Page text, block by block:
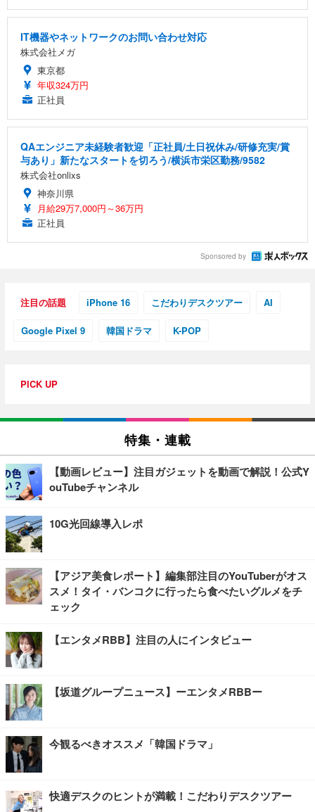
IT機器やネットワークのお問い合わせ対応
株式会社メガ
東京都
年収324万円
正社員
QAエンジニア未経験者歓迎「正社員/土日祝休み/研修充実/賞
与あり」新たなスタートを切ろう/横浜市栄区勤務/9582
株式会社onlixs
神奈川県
月給29万7,000円～36万円
正社員
Sponsored by
注目の話題 iPhone 16 こだわりデスクツアー AI
Google Pixel 9 韓国ドラマ K-POP
PICK UP
特集・連載
【動画レビュー】注目ガジェットを動画で解説！公式Y
ouTubeチャンネル
10G光回線導入レポ
【アジア美食レポート】編集部注目のYouTuberがオス
スメ！タイ・バンコクに行ったら食べたいグルメをチ
ェック
【エンタメRBB】注目の人にインタビュー
【坂道グループニュース】ーエンタメRBBー
今観るべきオススメ「韓国ドラマ」
快適デスクのヒントが満載！こだわりデスクツアー